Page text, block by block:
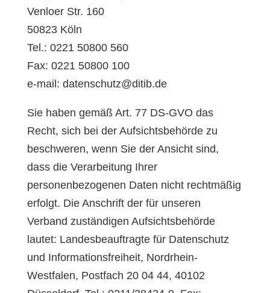
Venloer Str. 160
50823 Köln
Tel.: 0221 50800 560
Fax: 0221 50800 100
e-mail: datenschutz@ditib.de
Sie haben gemäß Art. 77 DS-GVO das
Recht, sich bei der Aufsichtsbehörde zu
beschweren, wenn Sie der Ansicht sind,
dass die Verarbeitung Ihrer
personenbezogenen Daten nicht rechtmäßig
erfolgt. Die Anschrift der für unseren
Verband zuständigen Aufsichtsbehörde
lautet: Landesbeauftragte für Datenschutz
und Informationsfreiheit, Nordrhein-
Westfalen, Postfach 20 04 44, 40102